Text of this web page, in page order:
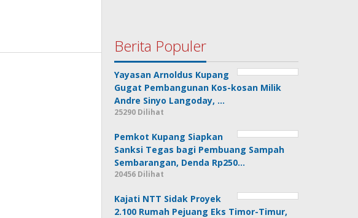
Berita Populer
Yayasan Arnoldus Kupang
Gugat Pembangunan Kos-kosan Milik
Andre Sinyo Langoday, …
25290 Dilihat
Pemkot Kupang Siapkan
Sanksi Tegas bagi Pembuang Sampah
Sembarangan, Denda Rp250…
20456 Dilihat
Kajati NTT Sidak Proyek
2.100 Rumah Pejuang Eks Timor-Timur,